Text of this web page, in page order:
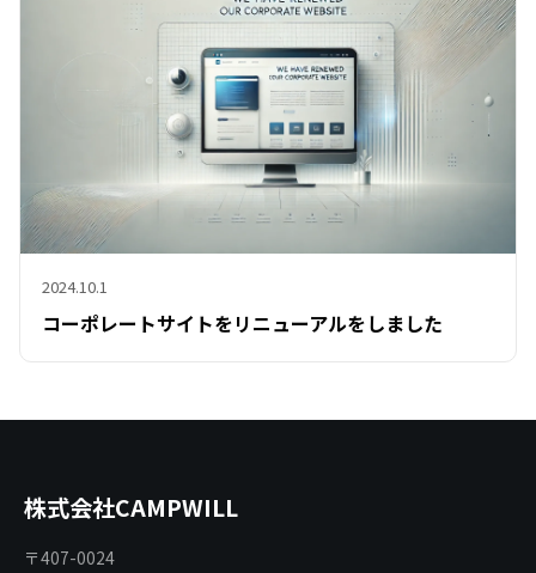
2024.10.1
コーポレートサイトをリニューアルをしました
株式会社CAMPWILL
〒407-0024